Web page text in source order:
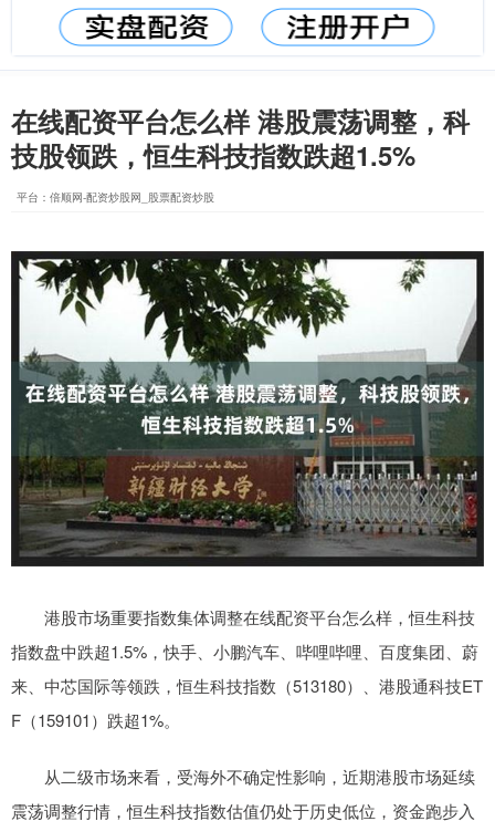
在线配资平台怎么样 港股震荡调整，科
技股领跌，恒生科技指数跌超1.5%
平台：倍顺网-配资炒股网_股票配资炒股
港股市场重要指数集体调整在线配资平台怎么样，恒生科技
指数盘中跌超1.5%，快手、小鹏汽车、哔哩哔哩、百度集团、蔚
来、中芯国际等领跌，恒生科技指数（513180）、港股通科技ET
F（159101）跌超1%。
从二级市场来看，受海外不确定性影响，近期港股市场延续
震荡调整行情，恒生科技指数估值仍处于历史低位，资金跑步入